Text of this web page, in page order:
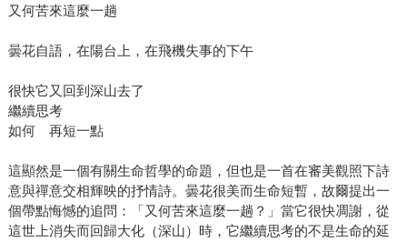
又何苦來這麼一趟
曇花自語，在陽台上，在飛機失事的下午
很快它又回到深山去了
繼續思考
如何 再短一點
這顯然是一個有關生命哲學的命題，但也是一首在審美觀照下詩
意與禪意交相輝映的抒情詩。曇花很美而生命短暫，故爾提出一
個帶點悔憾的追問：「又何苦來這麼一趟？」當它很快凋謝，從
這世上消失而回歸大化（深山）時，它繼續思考的不是生命的延